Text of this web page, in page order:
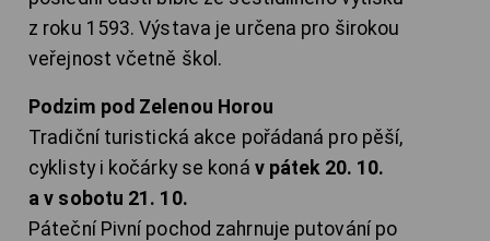
z roku 1593. Výstava je určena pro širokou
veřejnost včetně škol.
Podzim pod Zelenou Horou
Tradiční turistická akce pořádaná pro pěší,
cyklisty i kočárky se koná v pátek 20. 10.
a v sobotu 21. 10.
Páteční Pivní pochod zahrnuje putování po